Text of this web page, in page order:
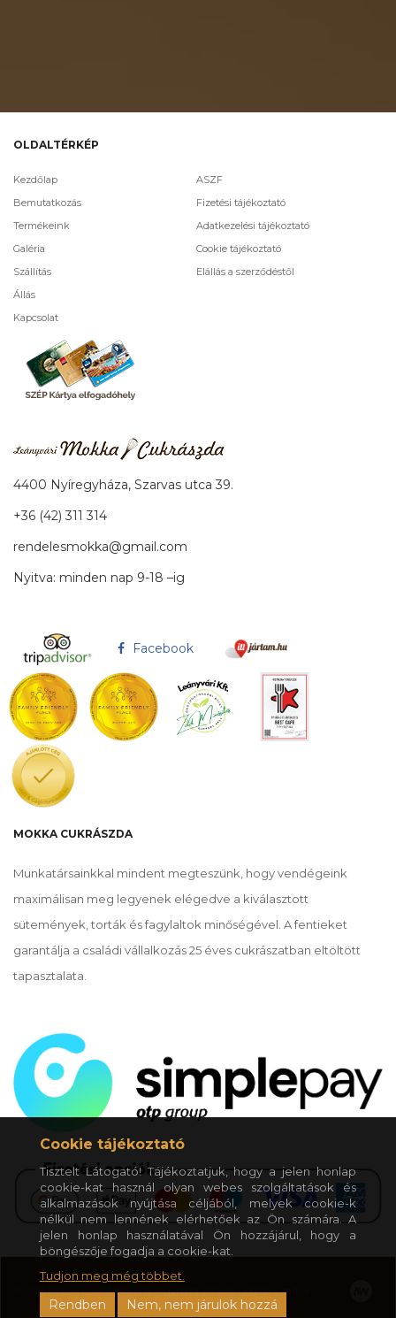
OLDALTÉRKÉP
Kezdőlap
Bemutatkozás
Termékeink
Galéria
Szállítás
Állás
Kapcsolat
ASZF
Fizetési tájékoztató
Adatkezelési tájékoztató
Cookie tájékoztató
Elállás a szerződéstől
4400 Nyíregyháza, Szarvas utca 39.
+36 (42) 311 314
rendelesmokka@gmail.com
Nyitva: minden nap 9-18 –ig
Facebook
MOKKA CUKRÁSZDA
Munkatársainkkal mindent megteszünk, hogy vendégeink
maximálisan meg legyenek elégedve a kiválasztott
sütemények, torták és fagylaltok minőségével. A fentieket
garantálja a családi vállalkozás 25 éves cukrászatban eltöltött
tapasztalata.
© 2020 Mokka Cukrászda - Nyíregyháza. Minden jog fenntartva.
Cookie tájékoztató
Tisztelt Látogató! Tájékoztatjuk, hogy a jelen honlap
cookie-kat használ olyan webes szolgáltatások és
alkalmazások nyújtása céljából, melyek cookie-k
nélkül nem lennének elérhetőek az Ön számára. A
jelen honlap használatával Ön hozzájárul, hogy a
böngészője fogadja a cookie-kat.
Tudjon meg még többet.
Rendben Nem, nem járulok hozzá